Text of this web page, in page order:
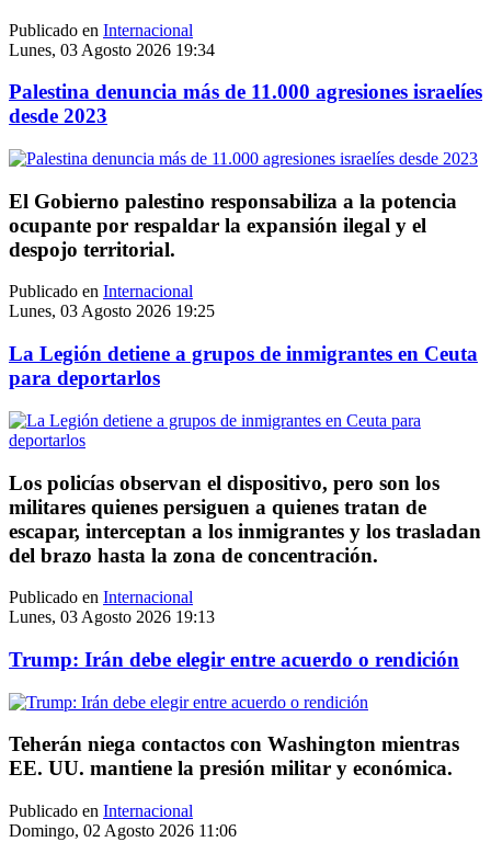
Publicado en Internacional
Lunes, 03 Agosto 2026 19:34
Palestina denuncia más de 11.000 agresiones israelíes
desde 2023
El Gobierno palestino responsabiliza a la potencia
ocupante por respaldar la expansión ilegal y el
despojo territorial.
Publicado en Internacional
Lunes, 03 Agosto 2026 19:25
La Legión detiene a grupos de inmigrantes en Ceuta
para deportarlos
Los policías observan el dispositivo, pero son los
militares quienes persiguen a quienes tratan de
escapar, interceptan a los inmigrantes y los trasladan
del brazo hasta la zona de concentración.
Publicado en Internacional
Lunes, 03 Agosto 2026 19:13
Trump: Irán debe elegir entre acuerdo o rendición
Teherán niega contactos con Washington mientras
EE. UU. mantiene la presión militar y económica.
Publicado en Internacional
Domingo, 02 Agosto 2026 11:06